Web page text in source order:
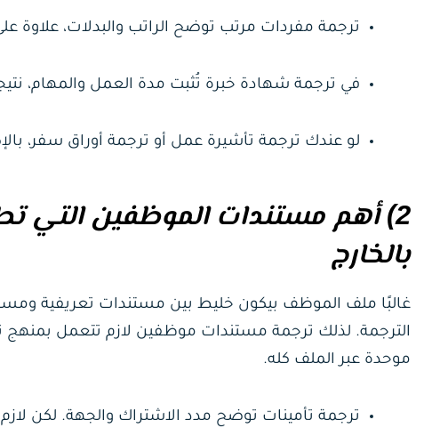
ترجمة مفردات مرتب توضح الراتب والبدلات،
في ترجمة شهادة خبرة تُثبت مدة العمل والمهام،
لو عندك ترجمة تأشيرة عمل أو ترجمة أوراق سفر،
2) أهم مستندات الموظفين التي
بالخارج
غالبًا ملف الموظف بيكون خليط بين مستندات تعريفية
الترجمة. لذلك ترجمة مستندات موظفين لازم تتعمل بمنهج
موحدة عبر الملف كله.
ترجمة تأمينات توضح مدد الاشتراك والجهة. لكن